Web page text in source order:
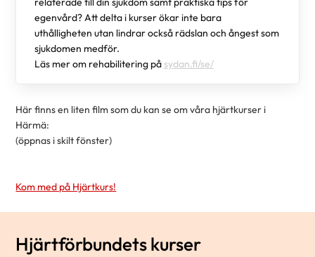
egenvård? Att delta i kurser ökar inte bara
uthålligheten utan lindrar också rädslan och ångest som
sjukdomen medför.
Läs mer om rehabilitering på sydan.fi/se/
Här finns en liten film som du kan se om våra hjärtkurser i
Härmä:
(öppnas i skilt fönster)
Kom med på Hjärtkurs!
Hjärtförbundets kurser